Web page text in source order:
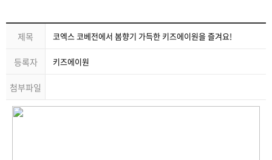
제목 코엑스 코베전에서 봄향기 가득한 키즈에이원을 즐겨요!
등록자 키즈에이원
첨부파일